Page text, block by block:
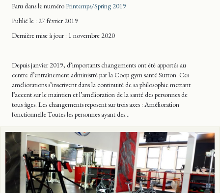
Paru dans le numéroPrintemps/Spring 2019
Publié le : 27 février 2019
Dernière mise à jour: 1 novembre 2020
Depuis janvier 2019, d’importants changements ont été apportés au
centre d’entraînement administré par la Coop gym santé Sutton. Ces
améliorations s’inscrivent dans la continuité de sa philosophie mettant
l’accent sur le maintien et l’amélioration de la santé des personnes de
tous âges. Les changements reposent sur trois axes : Amélioration
fonctionnelle Toutes les personnes ayant des…